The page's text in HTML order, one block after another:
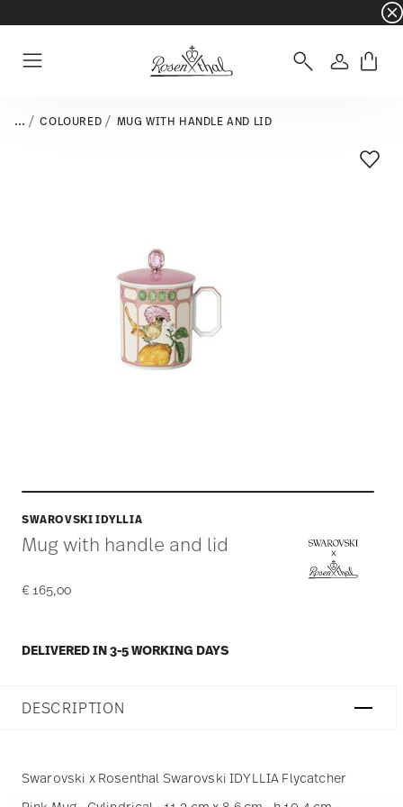
☀️ Summer SALE on selected items and
Login
... COLOURED MUG WITH HANDLE AND LID
SWAROVSKI IDYLLIA
Mug with handle and lid
€ 165,00
DELIVERED IN 3-5 WORKING DAYS
Add
DESCRIPTION
Swarovski x Rosenthal Swarovski IDYLLIA Flycatcher